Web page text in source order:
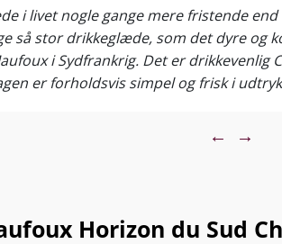
i livet nogle gange mere fristende
så stor drikkeglæde, som det dyre og
i Sydfrankrig. Det er
er forholdsvis simpel og frisk i
← →
Horizon du Sud